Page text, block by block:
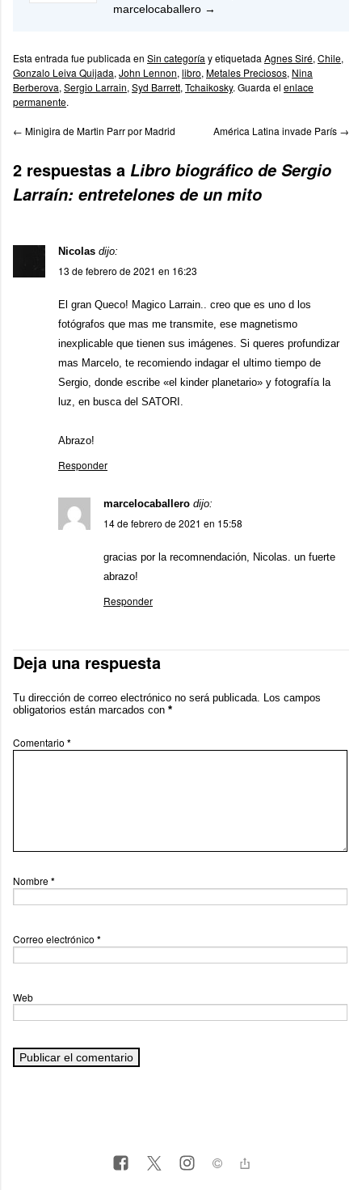
marcelocaballero →
Esta entrada fue publicada en Sin categoría y etiquetada Agnes Siré, Chile,
Gonzalo Leiva Quijada, John Lennon, libro, Metales Preciosos, Nina
Berberova, Sergio Larrain, Syd Barrett, Tchaikosky. Guarda el enlace
permanente.
← Minigira de Martin Parr por Madrid América Latina invade París →
2 respuestas a Libro biográfico de Sergio
Larraín: entretelones de un mito
Nicolas dijo:
13 de febrero de 2021 en 16:23
El gran Queco! Magico Larrain.. creo que es uno d los
fotógrafos que mas me transmite, ese magnetismo
inexplicable que tienen sus imágenes. Si queres profundizar
mas Marcelo, te recomiendo indagar el ultimo tiempo de
Sergio, donde escribe «el kinder planetario» y fotografía la
luz, en busca del SATORI.
Abrazo!
Responder
marcelocaballero dijo:
14 de febrero de 2021 en 15:58
gracias por la recomnendación, Nicolas. un fuerte
abrazo!
Responder
Deja una respuesta
Tu dirección de correo electrónico no será publicada. Los campos
obligatorios están marcados con *
Comentario *
Nombre*
Correo electrónico *
Web